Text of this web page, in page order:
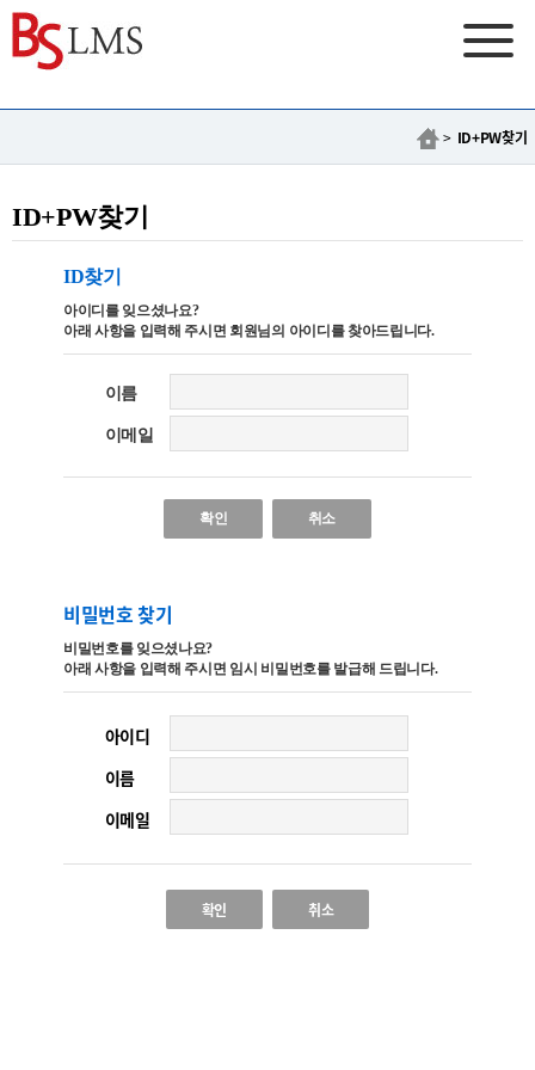
> ID+PW찾기
ID+PW찾기
ID찾기
아이디를 잊으셨나요?
아래 사항을 입력해 주시면 회원님의 아이디를 찾아드립니다.
이름
이메일
확인 취소
비밀번호 찾기
비밀번호를 잊으셨나요?
아래 사항을 입력해 주시면 임시 비밀번호를 발급해 드립니다.
아이디
이름
이메일
확인 취소